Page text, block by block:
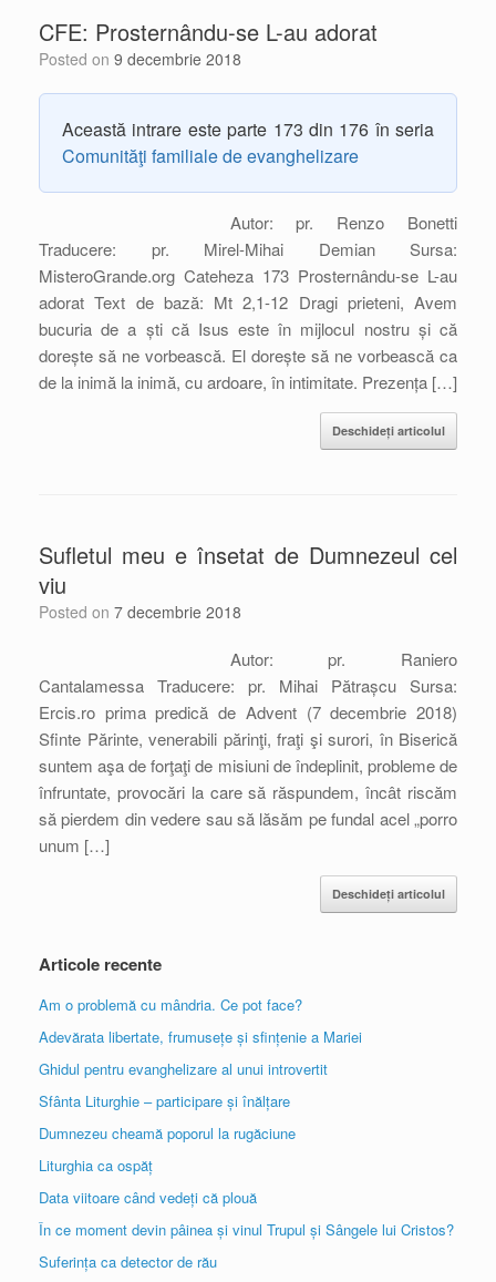
CFE: Prosternându-se L-au adorat
Posted on 9 decembrie 2018
Această intrare este parte 173 din 176 în seria
Comunităţi familiale de evanghelizare
Autor: pr. Renzo Bonetti
Traducere: pr. Mirel-Mihai Demian Sursa:
MisteroGrande.org Cateheza 173 Prosternându-se L-au
adorat Text de bază: Mt 2,1-12 Dragi prieteni, Avem
bucuria de a ști că Isus este în mijlocul nostru și că
dorește să ne vorbească. El dorește să ne vorbească ca
de la inimă la inimă, cu ardoare, în intimitate. Prezența […]
Deschideți articolul
Sufletul meu e însetat de Dumnezeul cel
viu
Posted on 7 decembrie 2018
Autor: pr. Raniero
Cantalamessa Traducere: pr. Mihai Pătrașcu Sursa:
Ercis.ro prima predică de Advent (7 decembrie 2018)
Sfinte Părinte, venerabili părinţi, fraţi şi surori, în Biserică
suntem aşa de forţaţi de misiuni de îndeplinit, probleme de
înfruntate, provocări la care să răspundem, încât riscăm
să pierdem din vedere sau să lăsăm pe fundal acel „porro
unum […]
Deschideți articolul
Articole recente
Am o problemă cu mândria. Ce pot face?
Adevărata libertate, frumusețe și sfințenie a Mariei
Ghidul pentru evanghelizare al unui introvertit
Sfânta Liturghie – participare și înălțare
Dumnezeu cheamă poporul la rugăciune
Liturghia ca ospăț
Data viitoare când vedeți că plouă
În ce moment devin pâinea și vinul Trupul și Sângele lui Cristos?
Suferința ca detector de rău